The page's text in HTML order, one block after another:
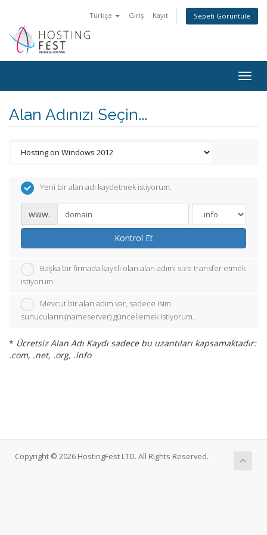
Türkçe Giriş Kayıt Sepeti Görüntüle
Alan Adınızı Seçin...
Yeni bir alan adı kaydetmek istiyorum.
www.
Kontrol Et
Başka bir firmada kayıtlı olan alan adımı size transfer etmek
istiyorum.
Mevcut bir alan adım var, sadece isim
sunucularını(nameserver) güncellemek istiyorum.
* Ücretsiz Alan Adı Kaydı sadece bu uzantıları kapsamaktadır:
.com, .net, .org, .info
Copyright © 2026 HostingFest LTD. All Rights Reserved.